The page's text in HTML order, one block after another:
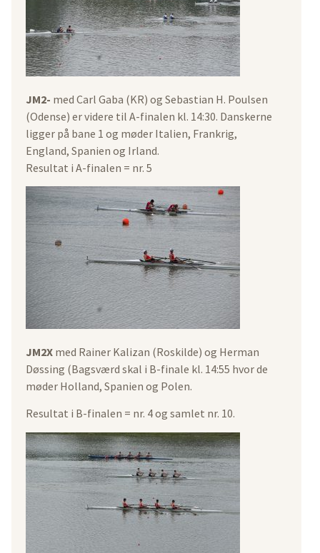
JM2- med Carl Gaba (KR) og Sebastian H. Poulsen
(Odense) er videre til A-finalen kl. 14:30. Danskerne
ligger på bane 1 og møder Italien, Frankrig,
England, Spanien og Irland.
Resultat i A-finalen = nr. 5
JM2X med Rainer Kalizan (Roskilde) og Herman
Døssing (Bagsværd skal i B-finale kl. 14:55 hvor de
møder Holland, Spanien og Polen.
Resultat i B-finalen = nr. 4 og samlet nr. 10.